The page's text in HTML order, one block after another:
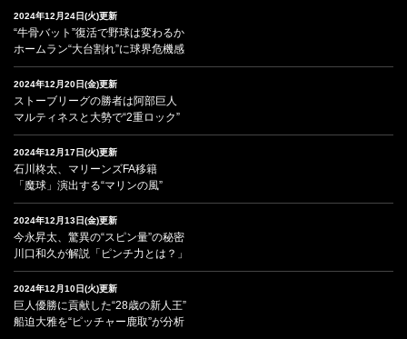
2024年12月24日(火)更新
“牛骨バット”復活で野球は変わるか
ホームラン“大台割れ”に球界危機感
2024年12月20日(金)更新
ストーブリーグの勝者は阿部巨人
マルティネスと大勢で“2重ロック”
2024年12月17日(火)更新
石川柊太、マリーンズFA移籍
「魔球」演出する“マリンの風”
2024年12月13日(金)更新
今永昇太、驚異の“スピン量”の秘密
川口和久が解説「ピンチ力とは？」
2024年12月10日(火)更新
巨人優勝に貢献した“28歳の新人王”
船迫大雅を“ピッチャー鹿取”が分析